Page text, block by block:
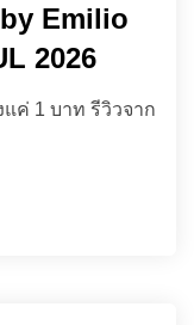
Emilio
2026
แค่ 1 บาท รีวิวจาก